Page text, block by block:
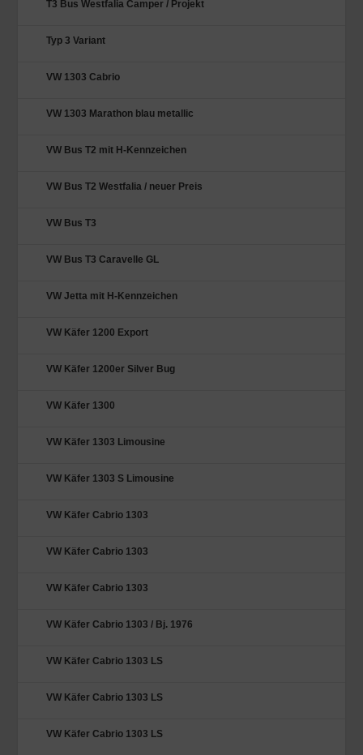
T3 Bus Westfalia Camper / Projekt
Typ 3 Variant
VW 1303 Cabrio
VW 1303 Marathon blau metallic
VW Bus T2 mit H-Kennzeichen
VW Bus T2 Westfalia / neuer Preis
VW Bus T3
VW Bus T3 Caravelle GL
VW Jetta mit H-Kennzeichen
VW Käfer 1200 Export
VW Käfer 1200er Silver Bug
VW Käfer 1300
VW Käfer 1303 Limousine
VW Käfer 1303 S Limousine
VW Käfer Cabrio 1303
VW Käfer Cabrio 1303
VW Käfer Cabrio 1303
VW Käfer Cabrio 1303 / Bj. 1976
VW Käfer Cabrio 1303 LS
VW Käfer Cabrio 1303 LS
VW Käfer Cabrio 1303 LS